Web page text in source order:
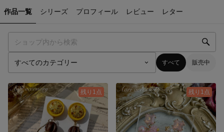
作品一覧 シリーズ プロフィール レビュー レター
すべて 販売中
残り1点 残り1点